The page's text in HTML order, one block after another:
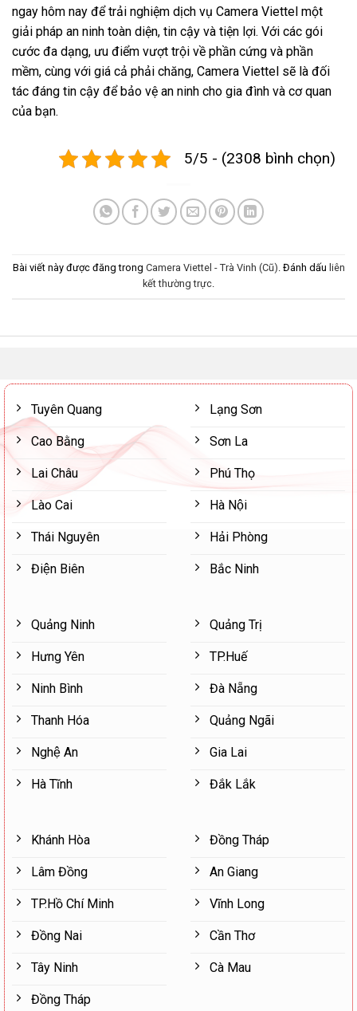
ngay hôm nay để trải nghiệm dịch vụ Camera Viettel một
giải pháp an ninh toàn diện, tin cậy và tiện lợi. Với các gói
cước đa dạng, ưu điểm vượt trội về phần cứng và phần
mềm, cùng với giá cả phải chăng, Camera Viettel sẽ là đối
tác đáng tin cậy để bảo vệ an ninh cho gia đình và cơ quan
của bạn.
5/5 - (2308 bình chọn)
Bài viết này được đăng trong Camera Viettel - Trà Vinh (Cũ). Đánh dấu liên
kết thường trực.
Tuyên Quang
Cao Bằng
Lai Châu
Lào Cai
Thái Nguyên
Điện Biên
Lạng Sơn
Sơn La
Phú Thọ
Hà Nội
Hải Phòng
Bắc Ninh
Quảng Ninh
Hưng Yên
Ninh Bình
Thanh Hóa
Nghệ An
Hà Tĩnh
Quảng Trị
TP.Huế
Đà Nẵng
Quảng Ngãi
Gia Lai
Đắk Lắk
Khánh Hòa
Lâm Đồng
TP.Hồ Chí Minh
Đồng Nai
Tây Ninh
Đồng Tháp
Đồng Tháp
An Giang
Vĩnh Long
Cần Thơ
Cà Mau